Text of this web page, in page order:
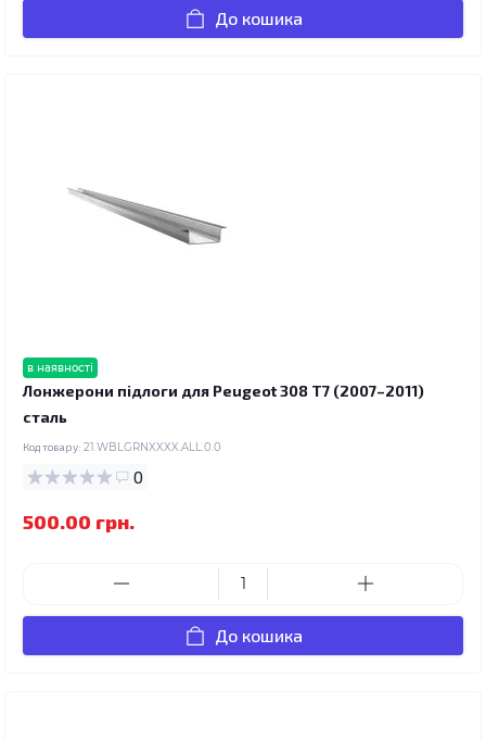
До кошика
в наявності
Лонжерони підлоги для Peugeot 308 T7 (2007–2011)
сталь
Код товару: 21.WBLGRNXXXX.ALL.0.0
0
500.00 грн.
До кошика